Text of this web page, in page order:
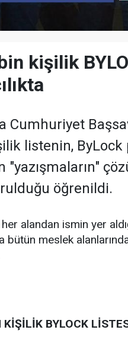
kişilik
Cumhuriyet
listenin, ByLock
"yazışmaların"
öğrenildi.
alandan ismin yer
bütün meslek
KİŞİLİK BYLOCK